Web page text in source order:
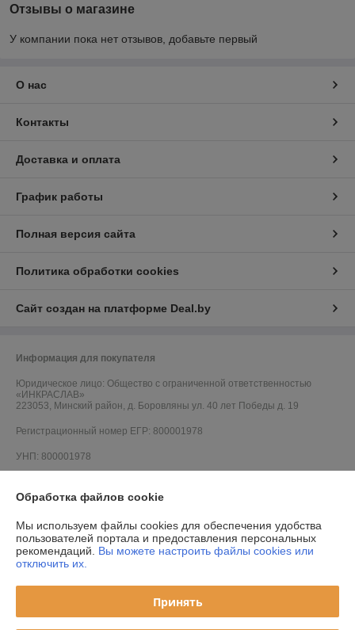
Отзывы о магазине
У компании пока нет отзывов, добавьте первый
О нас
Контакты
Доставка и оплата
График работы
Полная версия сайта
Политика обработки cookies
Сайт создан на платформе Deal.by
Информация для покупателя
Юридическое лицо: Общество с ограниченной ответственностью
«ИНКРАСЛАВ»
223053, Минский район, д. Боровляны ул. 40 лет Победы д. 19
Регистрационный номер ЕГР: 800001978
УНП: 800001978
Ссылка на свидетельство/лицензию
Ссылка на свидетельство/лицензию
Ссылка на свидетельство/лицензию
Ссылка на свидетельство/лицензию
Обработка файлов cookie
Мы используем файлы cookies для обеспечения удобства
пользователей портала и предоставления персональных
рекомендаций. Вы можете настроить файлы cookies или
отключить их.
Принять